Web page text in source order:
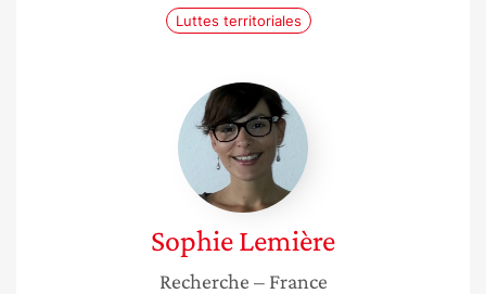
Luttes territoriales
Sophie
Lemière
SophieLemière
Recherche – France